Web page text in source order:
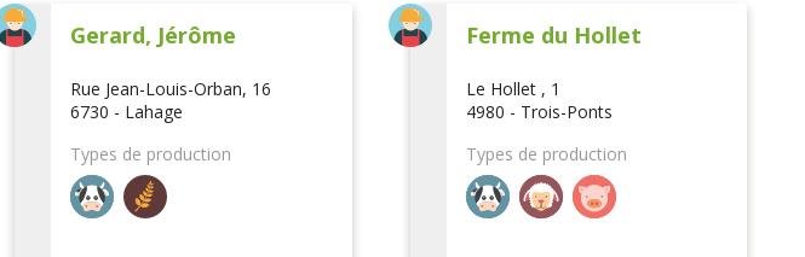
Gerard, Jérôme
Rue Jean-Louis-Orban, 16
6730 - Lahage
Types de production
Ferme du Hollet
Le Hollet , 1
4980 - Trois-Ponts
Types de production